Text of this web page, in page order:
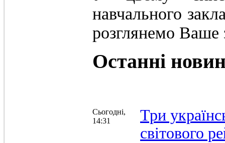
навчального
розглянемо Ваше
Останні
Сьогодні,
14:31
Три
світового